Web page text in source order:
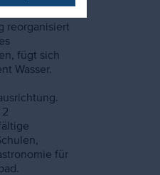
reorganisiert
fügt sich
Wasser.
für